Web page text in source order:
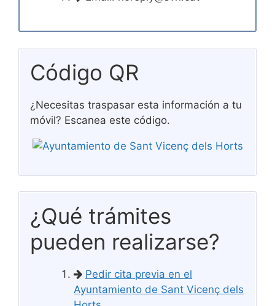
Código QR
¿Necesitas traspasar esta información a tu
móvil? Escanea este código.
¿Qué trámites
pueden realizarse?
Pedir cita previa en el
Ayuntamiento de Sant Vicenç dels